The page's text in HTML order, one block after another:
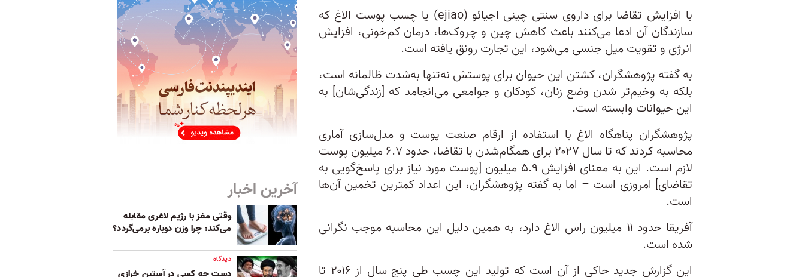
با افزایش تقاضا برای داروی سنتی چینی اجیائو (ejiao) یا چسب پوست الاغ که
سازندگان آن ادعا می‌کنند باعث کاهش چین و چروک‌ها، درمان کم‌خونی، افزایش
انرژی و تقویت میل جنسی می‌شود، این تجارت رونق یافته است.
به گفته پژوهشگران، کشتن این حیوان برای پوستش نه‌تنها به‌شدت ظالمانه است،
بلکه به وخیم‌تر شدن وضع زنان، کودکان و جوامعی می‌انجامد که [زندگی‌شان] به
این حیوانات وابسته است.
پژوهشگران پناهگاه الاغ با استفاده از ارقام صنعت پوست و مدل‌سازی آماری
محاسبه کردند که تا سال ۲۰۲۷ برای همگام‌شدن با تقاضا، حدود ۶.۷ میلیون پوست
لازم است. این به معنای افزایش ۵.۹ میلیون [پوست مورد نیاز برای پاسخ‌گویی به
تقاضای] امروزی است – اما به گفته پژوهشگران، این اعداد کمترین تخمین آن‌ها
است.
آفریقا حدود ۱۱ میلیون راس الاغ دارد، به همین دلیل این محاسبه موجب نگرانی
شده است.
این گزارش جدید حاکی از آن است که تولید این چسب طی پنج سال از ۲۰۱۶ تا
آخرین اخبار
وقتی مغز با رژیم لاغری مقابله
می‌کند: چرا وزن دوباره برمی‌گردد؟
دیدگاه
دست چه کسی در آستین خرازی